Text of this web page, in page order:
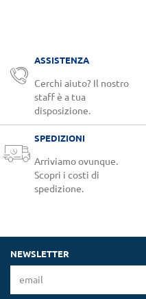
ASSISTENZA
Cerchi aiuto? Il nostro
staff è a tua
disposizione.
SPEDIZIONI
Arriviamo ovunque.
Scopri i costi di
spedizione.
NEWSLETTER